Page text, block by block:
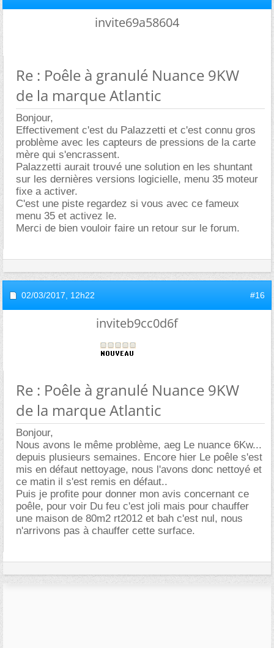
invite69a58604
Re : Poêle à granulé Nuance 9KW
de la marque Atlantic
Bonjour,
Effectivement c'est du Palazzetti et c'est connu gros
problème avec les capteurs de pressions de la carte
mère qui s'encrassent.
Palazzetti aurait trouvé une solution en les shuntant
sur les dernières versions logicielle, menu 35 moteur
fixe a activer.
C'est une piste regardez si vous avec ce fameux
menu 35 et activez le.
Merci de bien vouloir faire un retour sur le forum.
02/03/2017, 12h22 #16
inviteb9cc0d6f
Re : Poêle à granulé Nuance 9KW
de la marque Atlantic
Bonjour,
Nous avons le même problème, aeg Le nuance 6Kw...
depuis plusieurs semaines. Encore hier Le poêle s'est
mis en défaut nettoyage, nous l'avons donc nettoyé et
ce matin il s'est remis en défaut..
Puis je profite pour donner mon avis concernant ce
poêle, pour voir Du feu c'est joli mais pour chauffer
une maison de 80m2 rt2012 et bah c'est nul, nous
n'arrivons pas à chauffer cette surface.